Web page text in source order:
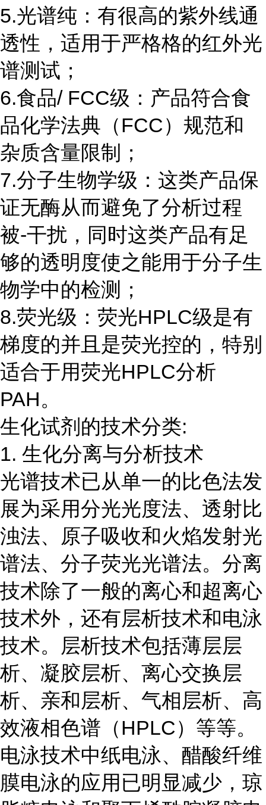
5.光谱纯：有很高的紫外线通
透性，适用于严格格的红外光
谱测试；
6.食品/ FCC级：产品符合食
品化学法典（FCC）规范和
杂质含量限制；
7.分子生物学级：这类产品保
证无酶从而避免了分析过程
被-干扰，同时这类产品有足
够的透明度使之能用于分子生
物学中的检测；
8.荧光级：荧光HPLC级是有
梯度的并且是荧光控的，特别
适合于用荧光HPLC分析
PAH。
生化试剂的技术分类:
1. 生化分离与分析技术
光谱技术已从单一的比色法发
展为采用分光光度法、透射比
浊法、原子吸收和火焰发射光
谱法、分子荧光光谱法。分离
技术除了一般的离心和超离心
技术外，还有层析技术和电泳
技术。层析技术包括薄层层
析、凝胶层析、离心交换层
析、亲和层析、气相层析、高
效液相色谱（HPLC）等等。
电泳技术中纸电泳、醋酸纤维
膜电泳的应用已明显减少，琼